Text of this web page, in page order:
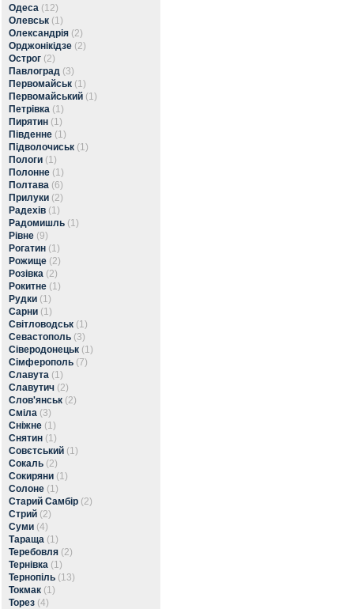
Одеса (12)
Олевськ (1)
Олександрія (2)
Орджонікідзе (2)
Острог (2)
Павлоград (3)
Первомайськ (1)
Первомайський (1)
Петрівка (1)
Пирятин (1)
Південне (1)
Підволочиськ (1)
Пологи (1)
Полонне (1)
Полтава (6)
Прилуки (2)
Радехів (1)
Радомишль (1)
Рівне (9)
Рогатин (1)
Рожище (2)
Розівка (2)
Рокитне (1)
Рудки (1)
Сарни (1)
Світловодськ (1)
Севастополь (3)
Сіверодонецьк (1)
Сімферополь (7)
Славута (1)
Славутич (2)
Слов'янськ (2)
Сміла (3)
Сніжне (1)
Снятин (1)
Совєтський (1)
Сокаль (2)
Сокиряни (1)
Солоне (1)
Старий Самбір (2)
Стрий (2)
Суми (4)
Тараща (1)
Теребовля (2)
Тернівка (1)
Тернопіль (13)
Токмак (1)
Торез (4)